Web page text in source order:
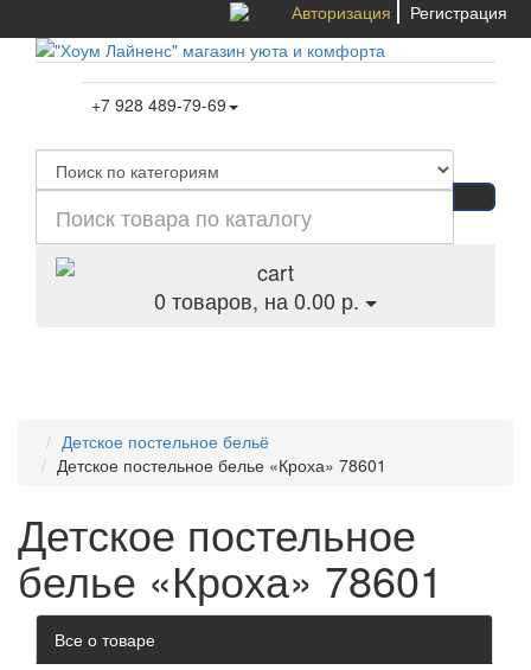
Авторизация Регистрация
+7 928 489-79-69
0 товаров, на 0.00 р.
Детское постельное бельё
Детское постельное белье «Кроха» 78601
Детское постельное
белье «Кроха» 78601
Все о товаре